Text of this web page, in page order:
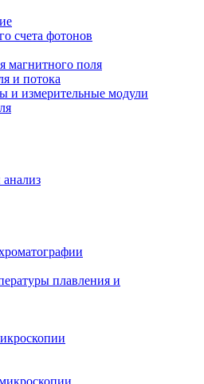
счета фотонов
магнитного поля
и потока
и измерительные модули
плавления и